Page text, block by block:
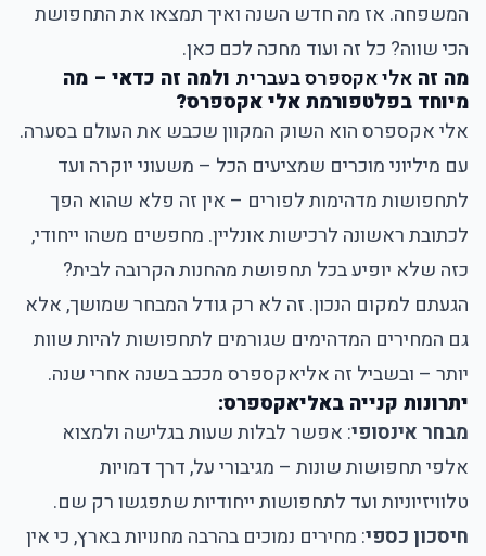
המשפחה. אז מה חדש השנה ואיך תמצאו את התחפושת
הכי שווה? כל זה ועוד מחכה לכם כאן.
מה זה אלי אקספרס בעברית ולמה זה כדאי – מה
מיוחד בפלטפורמת אלי אקספרס?
אלי אקספרס הוא השוק המקוון שכבש את העולם בסערה.
עם מיליוני מוכרים שמציעים הכל – משעוני יוקרה ועד
לתחפושות מדהימות לפורים – אין זה פלא שהוא הפך
לכתובת ראשונה לרכישות אונליין. מחפשים משהו ייחודי,
כזה שלא יופיע בכל תחפושת מהחנות הקרובה לבית?
הגעתם למקום הנכון. זה לא רק גודל המבחר שמושך, אלא
גם המחירים המדהימים שגורמים לתחפושות להיות שוות
יותר – ובשביל זה אליאקספרס מככב בשנה אחרי שנה.
יתרונות קנייה באליאקספרס:
מבחר אינסופי: אפשר לבלות שעות בגלישה ולמצוא
אלפי תחפושות שונות – מגיבורי על, דרך דמויות
טלוויזיוניות ועד לתחפושות ייחודיות שתפגשו רק שם.
חיסכון כספי: מחירים נמוכים בהרבה מחנויות בארץ, כי אין